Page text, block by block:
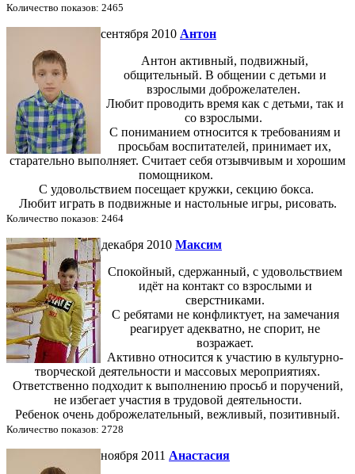
Количество показов: 2465
сентября 2010 Антон
Антон активный, подвижный,
общительный. В общении с детьми и
взрослыми доброжелателен.
Любит проводить время как с детьми, так и
со взрослыми.
С пониманием относится к требованиям и
просьбам воспитателей, принимает их,
старательно выполняет. Считает себя отзывчивым и хорошим
помощником.
С удовольствием посещает кружки, секцию бокса.
Любит играть в подвижные и настольные игры, рисовать.
Количество показов: 2464
декабря 2010 Максим
Спокойный, сдержанный, с удовольствием
идёт на контакт со взрослыми и
сверстниками.
С ребятами не конфликтует, на замечания
реагирует адекватно, не спорит, не
возражает.
Активно относится к участию в культурно-
творческой деятельности и массовых мероприятиях.
Ответственно подходит к выполнению просьб и поручений,
не избегает участия в трудовой деятельности.
Ребенок очень доброжелательный, вежливый, позитивный.
Количество показов: 2728
ноября 2011 Анастасия